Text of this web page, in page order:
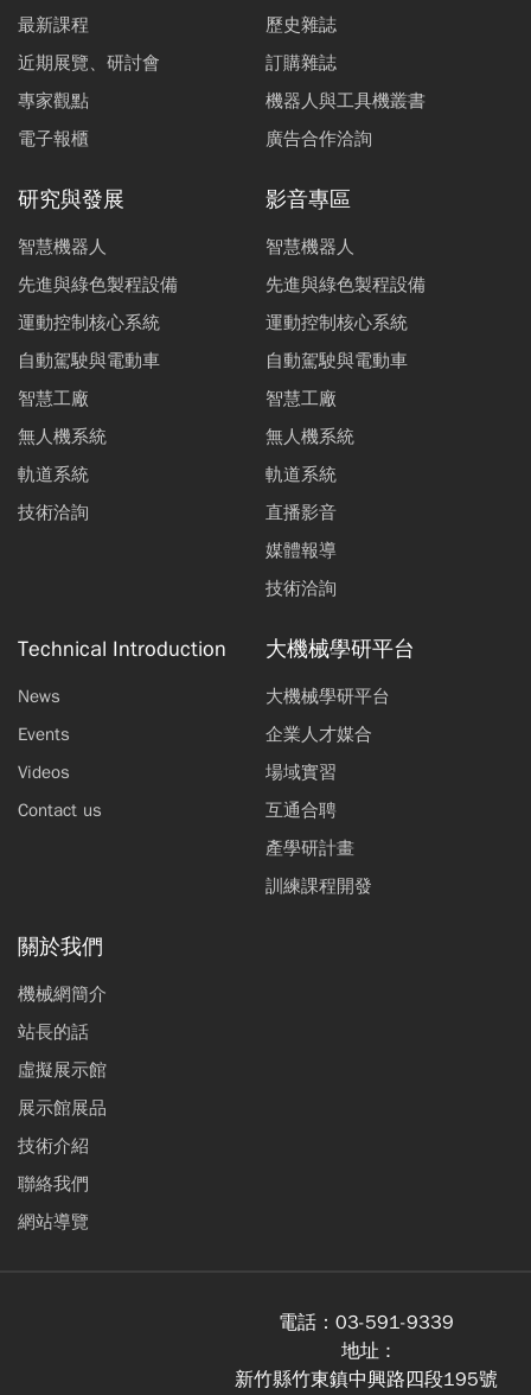
最新課程
近期展覽、研討會
專家觀點
電子報櫃
歷史雜誌
訂購雜誌
機器人與工具機叢書
廣告合作洽詢
研究與發展
智慧機器人
先進與綠色製程設備
運動控制核心系統
自動駕駛與電動車
智慧工廠
無人機系統
軌道系統
技術洽詢
影音專區
智慧機器人
先進與綠色製程設備
運動控制核心系統
自動駕駛與電動車
智慧工廠
無人機系統
軌道系統
直播影音
媒體報導
技術洽詢
Technical Introduction
News
Events
Videos
Contact us
大機械學研平台
大機械學研平台
企業人才媒合
場域實習
互通合聘
產學研計畫
訓練課程開發
關於我們
機械網簡介
站長的話
虛擬展示館
展示館展品
技術介紹
聯絡我們
網站導覽
電話： 03-591-9339
地址 :
新竹縣竹東鎮中興路四段195號